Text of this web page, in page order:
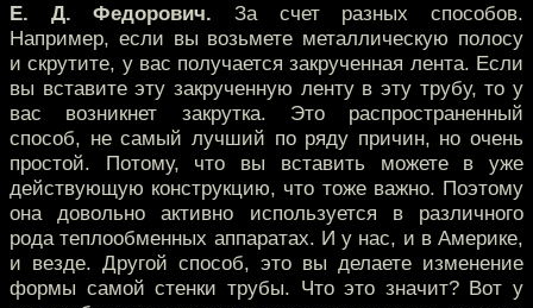
Е. Д. Федорович. За счет разных способов.
Например, если вы возьмете металлическую полосу
и скрутите, у вас получается закрученная лента. Если
вы вставите эту закрученную ленту в эту трубу, то у
вас возникнет закрутка. Это распространенный
способ, не самый лучший по ряду причин, но очень
простой. Потому, что вы вставить можете в уже
действующую конструкцию, что тоже важно. Поэтому
она довольно активно используется в различного
рода теплообменных аппаратах. И у нас, и в Америке,
и везде. Другой способ, это вы делаете изменение
формы самой стенки трубы. Что это значит? Вот у